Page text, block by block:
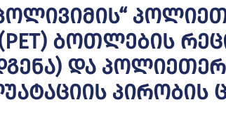
Ბოთლების
Და
Პირობის